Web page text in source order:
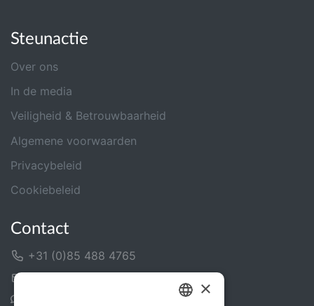
Steunactie
Over ons
In de media
Veiligheid & Betrouwbaarheid
Algemene voorwaarden
Privacybeleid
Cookiebeleid
Contact
+31 (0)85 488 4765
×